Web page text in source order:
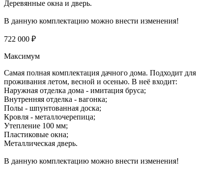
Деревянные окна и дверь.
В данную комплектацию можно внести изменения!
722 000 ₽
Максимум
Самая полная комплектация дачного дома. Подходит для
проживания летом, весной и осенью. В неё входит:
Наружная отделка дома - имитация бруса;
Внутренняя отделка - вагонка;
Полы - шпунтованная доска;
Кровля - металлочерепица;
Утепление 100 мм;
Пластиковые окна;
Металлическая дверь.
В данную комплектацию можно внести изменения!